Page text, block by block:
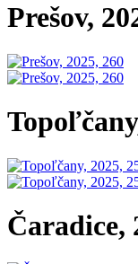
Prešov,
Čaradice,